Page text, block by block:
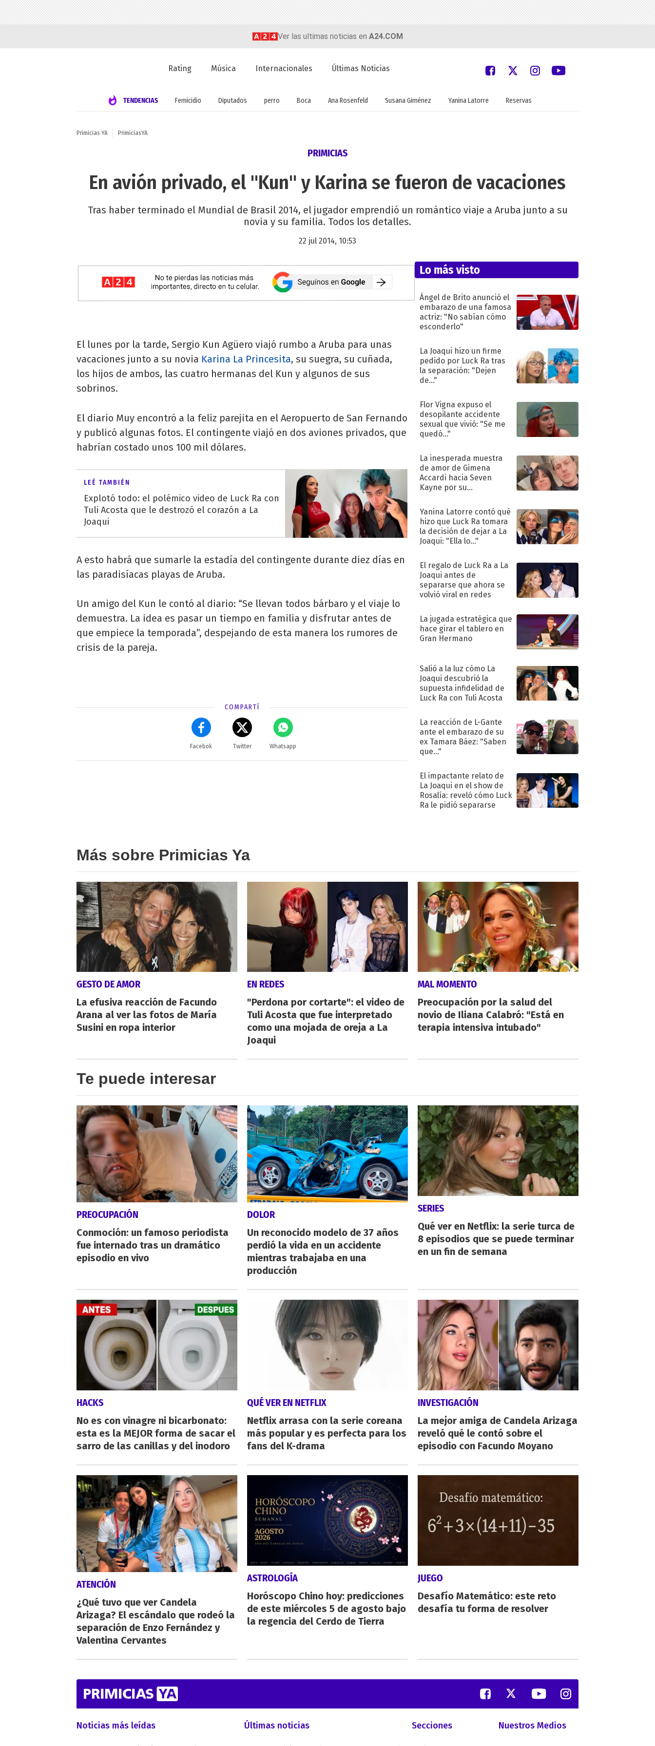
Ver las ultimas noticias en A24.COM
Rating Música Internacionales Últimas Noticias
TENDENCIAS Femicidio Diputados perro Boca Ana Rosenfeld Susana Giménez Yanina Latorre Reservas
Primicias YA PrimiciasYA
PRIMICIAS
En avión privado, el "Kun" y Karina se fueron de vacaciones
Tras haber terminado el Mundial de Brasil 2014, el jugador emprendió un romántico viaje a Aruba junto a su
novia y su familia. Todos los detalles.
22 jul 2014, 10:53
El lunes por la tarde, Sergio Kun Agüero viajó rumbo a Aruba para unas
vacaciones junto a su novia Karina La Princesita, su suegra, su cuñada,
los hijos de ambos, las cuatro hermanas del Kun y algunos de sus
sobrinos.
El diario Muy encontró a la feliz parejita en el Aeropuerto de San Fernando
y publicó algunas fotos. El contingente viajó en dos aviones privados, que
habrían costado unos 100 mil dólares.
LEÉ TAMBIÉN
Explotó todo: el polémico video de Luck Ra con
Tuli Acosta que le destrozó el corazón a La
Joaqui
A esto habrá que sumarle la estadía del contingente durante diez días en
las paradisíacas playas de Aruba.
Un amigo del Kun le contó al diario: “Se llevan todos bárbaro y el viaje lo
demuestra. La idea es pasar un tiempo en familia y disfrutar antes de
que empiece la temporada”, despejando de esta manera los rumores de
crisis de la pareja.
COMPARTÍ
Facebok Twitter Whatsapp
Lo más visto
Ángel de Brito anunció el
embarazo de una famosa
actriz: "No sabían cómo
esconderlo"
La Joaqui hizo un firme
pedido por Luck Ra tras
la separación: "Dejen
de..."
Flor Vigna expuso el
desopilante accidente
sexual que vivió: "Se me
quedó..."
La inesperada muestra
de amor de Gimena
Accardi hacia Seven
Kayne por su
Yanina Latorre contó qué
hizo que Luck Ra tomara
la decisión de dejar a La
Joaqui: "Ella lo..."
El regalo de Luck Ra a La
Joaqui antes de
separarse que ahora se
volvió viral en redes
La jugada estratégica que
hace girar el tablero en
Gran Hermano
Salió a la luz cómo La
Joaqui descubrió la
supuesta infidelidad de
Luck Ra con Tuli Acosta
La reacción de L-Gante
ante el embarazo de su
ex Tamara Báez: "Saben
que..."
El impactante relato de
La Joaqui en el show de
Rosalía: reveló cómo Luck
Ra le pidió separarse
Más sobre Primicias Ya
GESTO DE AMOR
La efusiva reacción de Facundo
Arana al ver las fotos de María
Susini en ropa interior
EN REDES
"Perdona por cortarte": el video de
Tuli Acosta que fue interpretado
como una mojada de oreja a La
Joaqui
MAL MOMENTO
Preocupación por la salud del
novio de Iliana Calabró: "Está en
terapia intensiva intubado"
Te puede interesar
PREOCUPACIÓN
Conmoción: un famoso periodista
fue internado tras un dramático
episodio en vivo
DOLOR
Un reconocido modelo de 37 años
perdió la vida en un accidente
mientras trabajaba en una
producción
SERIES
Qué ver en Netflix: la serie turca de
8 episodios que se puede terminar
en un fin de semana
HACKS
No es con vinagre ni bicarbonato:
esta es la MEJOR forma de sacar el
sarro de las canillas y del inodoro
QUÉ VER EN NETFLIX
Netflix arrasa con la serie coreana
más popular y es perfecta para los
fans del K-drama
INVESTIGACIÓN
La mejor amiga de Candela Arizaga
reveló qué le contó sobre el
episodio con Facundo Moyano
ATENCIÓN
¿Qué tuvo que ver Candela
Arizaga? El escándalo que rodeó la
separación de Enzo Fernández y
Valentina Cervantes
ASTROLOGÍA
Horóscopo Chino hoy: predicciones
de este miércoles 5 de agosto bajo
la regencia del Cerdo de Tierra
JUEGO
Desafío Matemático: este reto
desafía tu forma de resolver
Noticias más leídas Últimas noticias Secciones Nuestros Medios